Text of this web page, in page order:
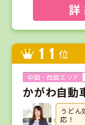
詳
11 位
かがわ自動
うどん
応！